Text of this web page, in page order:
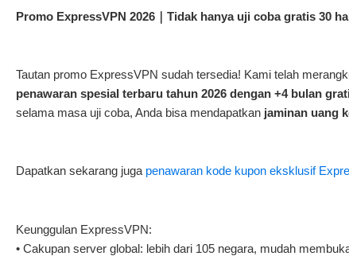
Promo ExpressVPN 2026｜Tidak hanya uji coba gratis 30
Tautan promo ExpressVPN sudah tersedia! Kami telah
penawaran spesial terbaru tahun 2026 dengan +4 bulan
selama masa uji coba, Anda bisa mendapatkan jaminan uang
Dapatkan sekarang juga penawaran kode kupon eksklusif
Keunggulan ExpressVPN:
• Cakupan server global: lebih dari 105 negara, mudah